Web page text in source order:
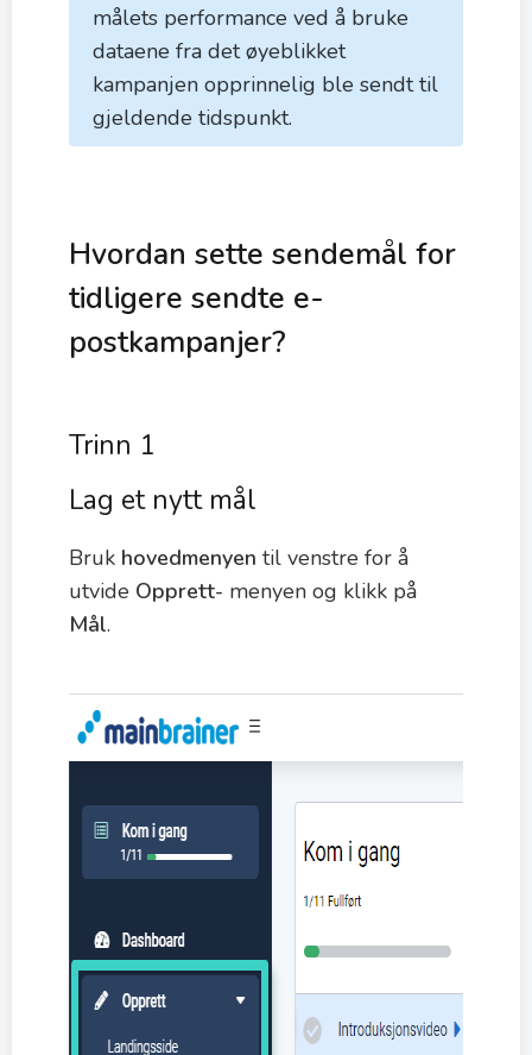
målets performance ved å bruke
dataene fra det øyeblikket
kampanjen opprinnelig ble sendt til
gjeldende tidspunkt.
Hvordan sette sendemål for
tidligere sendte e-
postkampanjer?
Trinn 1
Lag et nytt mål
Bruk hovedmenyen til venstre for å
utvide Opprett- menyen og klikk på
Mål.